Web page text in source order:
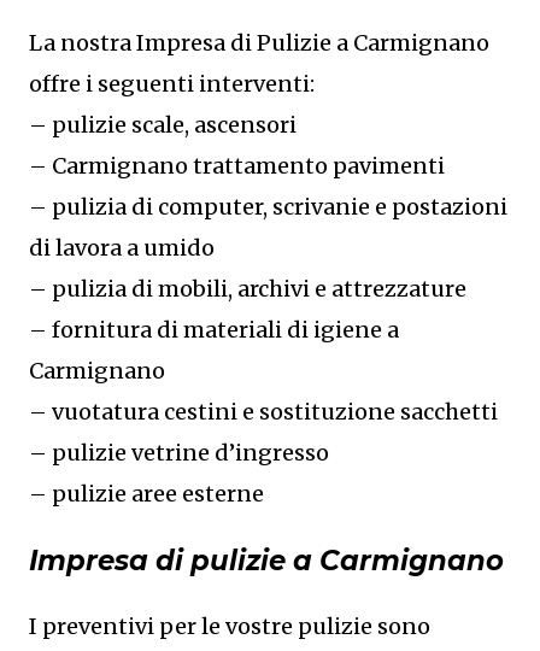
La nostra Impresa di Pulizie a Carmignano
offre i seguenti interventi:
– pulizie scale, ascensori
– Carmignano trattamento pavimenti
– pulizia di computer, scrivanie e postazioni
di lavora a umido
– pulizia di mobili, archivi e attrezzature
– fornitura di materiali di igiene a
Carmignano
– vuotatura cestini e sostituzione sacchetti
– pulizie vetrine d’ingresso
– pulizie aree esterne
Impresa di pulizie a Carmignano
I preventivi per le vostre pulizie sono